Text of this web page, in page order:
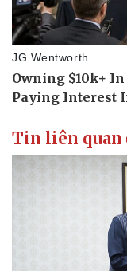
Tin liên quan